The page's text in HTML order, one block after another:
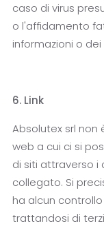
caso di virus
o l'affidamento
informazioni o
6. Link
Absolutex srl non
web a cui ci si
di siti attraverso i
collegato. Si
ha alcun
trattandosi di